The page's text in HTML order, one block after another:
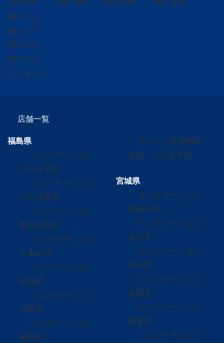
297-011
139-664
424-544
302-563
売りたい
買いたい
貸したい
借りたい
リフォーム
店舗一覧
福島県
イエステーション
いわき平店
イエステーション
いわき泉店
イエステーション
郡山富田店
イエステーション
二本松店
イエステーション
伊達店
イエステーション
白河店
イエステーション
相馬店
アドレス賃貸株式
会社 いわき平店
宮城県
イエステーション
南仙台店
イエステーション
岩沼店
イエステーション
白石店
イエステーション
角田店
イエステーション
塩竈店
イエステーション